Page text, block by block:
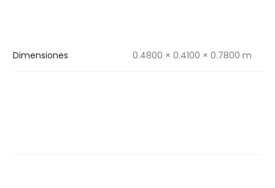
Dimensiones 0.4800 × 0.4100 × 0.7800 m